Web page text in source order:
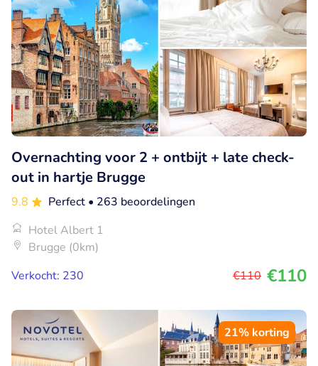
Overnachting voor 2 + ontbijt + late check-
out in hartje Brugge
9.8 Perfect • 263 beoordelingen
Hotel Albert 1
Brugge (0km)
Verkocht: 230
€110 €110
21% korting